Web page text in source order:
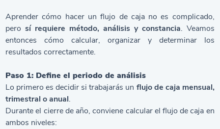
Aprender cómo hacer un flujo de caja no es complicado,
perosí requiere método, análisis y constancia. Veamos
entonces cómo calcular, organizar y determinar los
resultados correctamente.
Paso 1: Define el periodo de análisis
Lo primero es decidir si trabajarás un flujo de caja mensual,
trimestral o anual.
Durante el cierre de año, conviene calcular el flujo de caja en
ambos niveles: